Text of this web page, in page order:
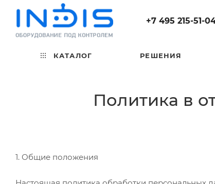
+7 495 215-51-
КАТАЛОГ РЕШЕНИЯ
Политика в
1. Общие положения